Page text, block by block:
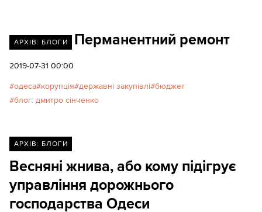
АРХІВ: БЛОГИ Перманентний ремонт
2019-07-31 00:00
одеса корупція державні закупівлі бюджет
блог: дмитро сінченко
АРХІВ: БЛОГИ
Весняні жнива, або кому підігрує
управління дорожнього
господарства Одеси